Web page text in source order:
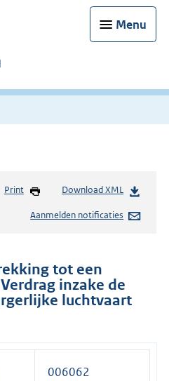
Menu
Print Download XML
Aanmelden notificaties
tot een
inzake de
luchtvaart
006062